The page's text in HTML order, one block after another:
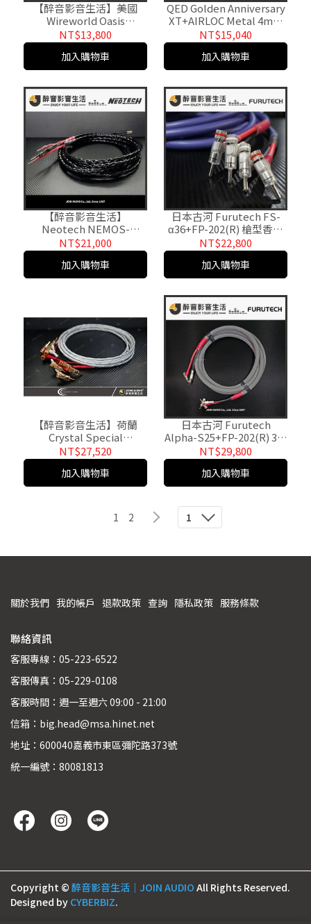
【醉音影音生活】美國
Wireworld Oasis
8+Furutech GS-100B 5m
香蕉插喇叭線/成品線
NT$13,800
加入購物車
QED Golden Anniversary
XT+AIRLOC Metal 4mm
50週年紀念香蕉插喇叭線/
成品線
NT$15,040
加入購物車
【醉音影音生活】
Neotech NEMOS-
3080+Furutech GS-100B
喇叭線.UP-OCC矩形單結晶
銅
NT$21,000
加入購物車
日本古河 Furutech FS-
α36+FP-202(R) 槍型香蕉
插喇叭線/成品線.台灣公司
貨
NT$22,800
加入購物車
【醉音影音生活】荷蘭
Crystal Special
Cu+Furutech (3m) 槍型香
蕉插喇叭線/成品線.公司貨
NT$27,520
加入購物車
日本古河 Furutech
Alpha-S25+FP-202(R) 3m
槍型香蕉插喇叭線/成品線
NT$29,800
加入購物車
1 2 1
關於我們 我的帳戶 退款政策 查詢 隱私政策 服務條款
聯絡資訊
客服專線：05-223-6522
客服傳真：05-229-0108
客服時間：週一至週六 09:00 - 21:00
信箱：big.head@msa.hinet.net
地址：600040嘉義市東區彌陀路373號
統一編號：80081813
Copyright © 醉音影音生活｜JOIN AUDIO All Rights Reserved.
Designed by CYBERBIZ.